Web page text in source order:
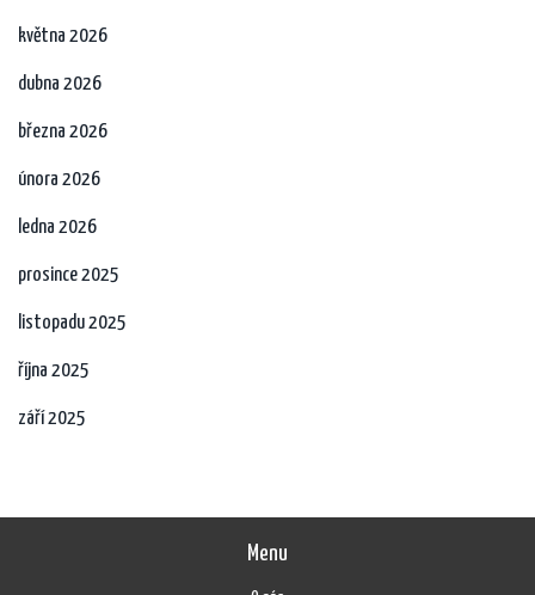
května 2026
dubna 2026
března 2026
února 2026
ledna 2026
prosince 2025
listopadu 2025
října 2025
září 2025
Menu